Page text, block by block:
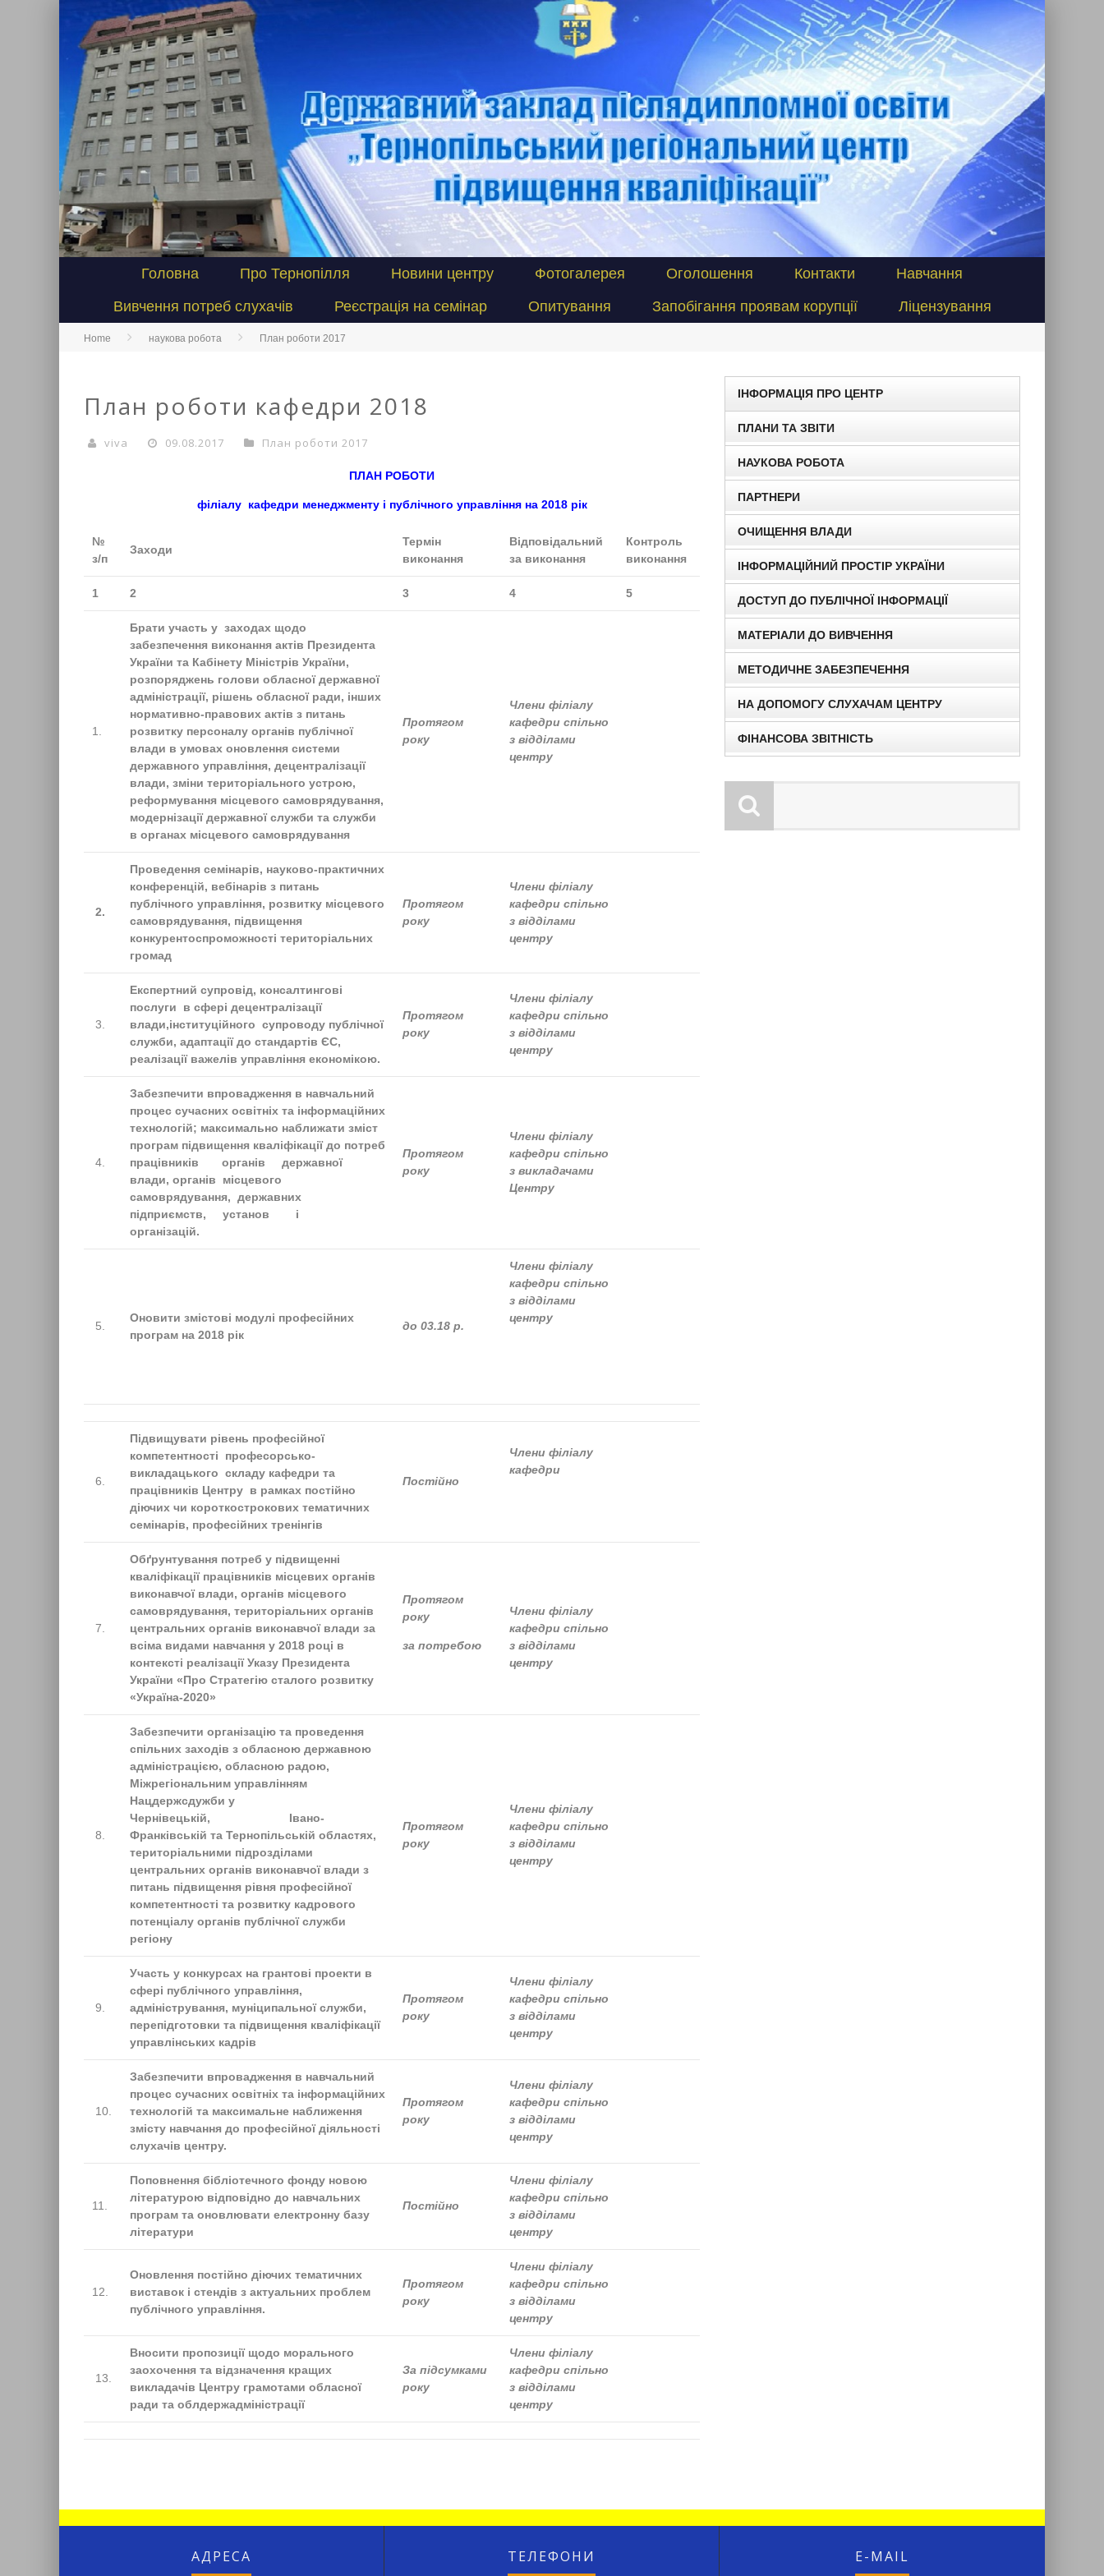
Головна Про Тернопілля Новини центру Фотогалерея Оголошення Контакти
Навчання
Вивчення потреб слухачів
Реєстрація на семінар Опитування Запобігання проявам корупції Ліцензування
Home наукова робота План роботи 2017
План роботи кафедри 2018
viva 09.08.2017 План роботи 2017
ПЛАН РОБОТИ
філіалу кафедри менеджменту і публічного управління на 2018рік
№
з/п
Заходи
Термін
виконання
Відповідальний
за виконання
Контроль
виконання
1 2 3 4 5
1.
Брати участь у заходах щодо
забезпечення виконання актів Президента
України та Кабінету Міністрів України,
розпоряджень голови обласної державної
адміністрації, рішень обласної ради, інших
нормативно-правових актів з питань
розвитку персоналу органів публічної
влади в умовах оновлення системи
державного управління, децентралізації
влади, зміни територіального устрою,
реформування місцевого самоврядування,
модернізації державної служби та служби
в органах місцевого самоврядування
Протягом
року
Члени філіалу
кафедри спільно
з відділами
центру
2.
Проведення семінарів, науково-практичних
конференцій, вебінарів з питань
публічного управління, розвитку місцевого
самоврядування, підвищення
конкурентоспроможності територіальних
громад
Протягом
року
Члени філіалу
кафедри спільно
з відділами
центру
3.
Експертний супровід, консалтингові
послуги в сфері децентралізації
влади,інституційного супроводу публічної
служби, адаптації до стандартів ЄС,
реалізації важелів управління економікою.
Протягом
року
Члени філіалу
кафедри спільно
з відділами
центру
4.
Забезпечити впровадження в навчальний
процес сучасних освітніх та інформаційних
технологій; максимально наближати зміст
програм підвищення кваліфікації до потреб
працівників органів державної
влади, органів місцевого
самоврядування, державних
підприємств, установ і
організацій.
Протягом
року
Члени філіалу
кафедри спільно
з викладачами
Центру
5.
Оновити змістові модулі професійних
програм на 2018 рік
до 03.18 р.
Члени філіалу
кафедри спільно
з відділами
центру
6.
Підвищувати рівень професійної
компетентності професорсько-
викладацького складу кафедри та
працівників Центру в рамках постійно
діючих чи короткострокових тематичних
семінарів, професійних тренінгів
Постійно
Члени філіалу
кафедри
7.
Обґрунтування потреб у підвищенні
кваліфікації працівників місцевих органів
виконавчої влади, органів місцевого
самоврядування, територіальних органів
центральних органів виконавчої влади за
всіма видами навчання у 2018 році в
контексті реалізації Указу Президента
України «Про Стратегію сталого розвитку
«Україна-2020»
Протягом
року
за потребою
Члени філіалу
кафедри спільно
з відділами
центру
8.
Забезпечити організацію та проведення
спільних заходів з обласною державною
адміністрацією, обласною радою,
Міжрегіональним управлінням
Нацдержсдужби у
Чернівецькій, Івано-
Франківській та Тернопільській областях,
територіальними підрозділами
центральних органів виконавчої влади з
питань підвищення рівня професійної
компетентності та розвитку кадрового
потенціалу органів публічної служби
регіону
Протягом
року
Члени філіалу
кафедри спільно
з відділами
центру
9.
Участь у конкурсах на грантові проекти в
сфері публічного управління,
адміністрування, муніципальної служби,
перепідготовки та підвищення кваліфікації
управлінських кадрів
Протягом
року
Члени філіалу
кафедри спільно
з відділами
центру
10.
Забезпечити впровадження в навчальний
процес сучасних освітніх та інформаційних
технологій та максимальне наближення
змісту навчання до професійної діяльності
слухачів центру.
Протягом
року
Члени філіалу
кафедри спільно
з відділами
центру
11.
Поповнення бібліотечного фонду новою
літературою відповідно до навчальних
програм та оновлювати електронну базу
літератури
Постійно
Члени філіалу
кафедри спільно
з відділами
центру
12.
Оновлення постійно діючих тематичних
виставок і стендів з актуальних проблем
публічного управління.
Протягом
року
Члени філіалу
кафедри спільно
з відділами
центру
13.
Вносити пропозиції щодо морального
заохочення та відзначення кращих
викладачів Центру грамотами обласної
ради та облдержадміністрації
За підсумками
року
Члени філіалу
кафедри спільно
з відділами
центру
ІНФОРМАЦІЯ ПРО ЦЕНТР
ПЛАНИ ТА ЗВІТИ
НАУКОВА РОБОТА
ПАРТНЕРИ
ОЧИЩЕННЯ ВЛАДИ
ІНФОРМАЦІЙНИЙ ПРОСТІР УКРАЇНИ
ДОСТУП ДО ПУБЛІЧНОЇ ІНФОРМАЦІЇ
МАТЕРІАЛИ ДО ВИВЧЕННЯ
МЕТОДИЧНЕ ЗАБЕЗПЕЧЕННЯ
НА ДОПОМОГУ СЛУХАЧАМ ЦЕНТРУ
ФІНАНСОВА ЗВІТНІСТЬ
АДРЕСА ТЕЛЕФОНИ E-MAIL